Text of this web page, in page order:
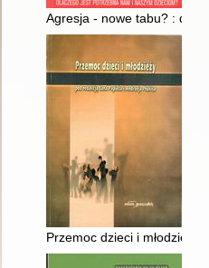
Agresja - nowe tabu? :
Przemoc dzieci i